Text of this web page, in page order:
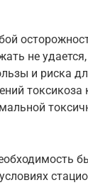
не
и риска